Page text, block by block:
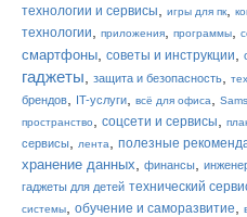
технологии и сервисы
игры для пк
технологии
приложения программы
смартфоны советы и инструкции
гаджеты
защита и безопасность
брендов
IT-услуги всё для офиса
пространство
соцсети и сервисы
сервисы
лента полезные
хранение данных финансы
гаджеты для детей технический
системы
обучение и саморазвитие